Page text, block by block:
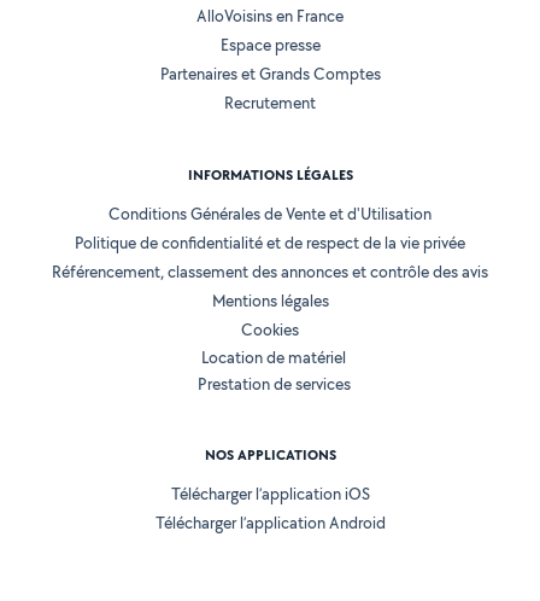
AlloVoisins en France
Espace presse
Partenaires et Grands Comptes
Recrutement
INFORMATIONS LÉGALES
Conditions Générales de Vente et d'Utilisation
Politique de confidentialité et de respect de la vie privée
Référencement, classement des annonces et contrôle des avis
Mentions légales
Cookies
Location de matériel
Prestation de services
NOS APPLICATIONS
Télécharger l’application iOS
Télécharger l’application Android